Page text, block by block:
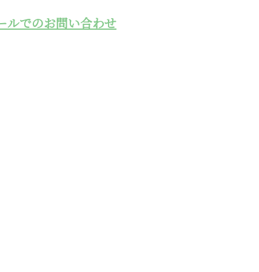
ルでのお問い合わせ